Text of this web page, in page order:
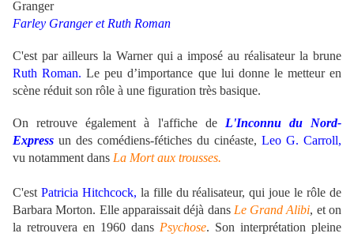
Farley Granger et Ruth Roman
C'est par ailleurs la Warner qui a imposé au réalisateur la brune
Ruth Roman. Le peu d’importance que lui donne le metteur en
scène réduit son rôle à une figuration très basique.
On retrouve également à l'affiche de L'Inconnu du Nord-
Express un des comédiens-fétiches du cinéaste, Leo G. Carroll,
vu notamment dans La Mort aux trousses.
C'est Patricia Hitchcock, la fille du réalisateur, qui joue le rôle de
Barbara Morton. Elle apparaissait déjà dans Le Grand Alibi, et on
la retrouvera en 1960 dans Psychose. Son interprétation pleine